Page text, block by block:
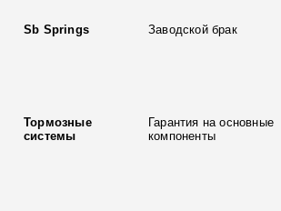
Sb Springs Заводской брак
Тормозные
системы
Гарантия на основные
компоненты